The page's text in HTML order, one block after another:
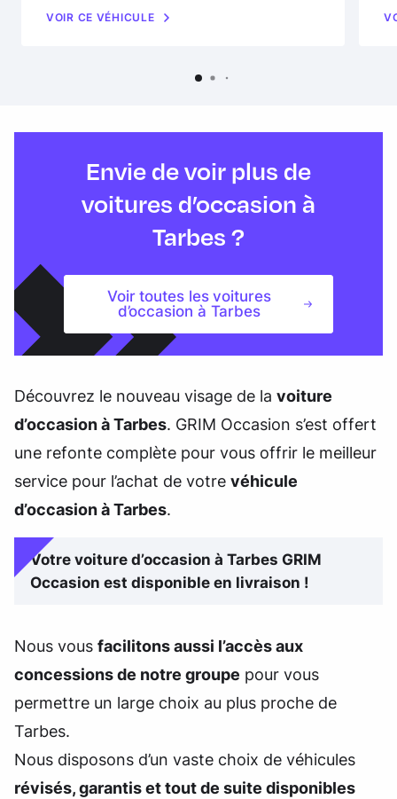
VOIR CE VÉHICULE
Envie de voir plus de
voitures d’occasion à
Tarbes ?
Voir toutes les voitures
d’occasion à Tarbes
Découvrez le nouveau visage de la voiture
d’occasion à Tarbes. GRIM Occasion s’est offert
une refonte complète pour vous offrir le meilleur
service pour l’achat de votre véhicule
d’occasion à Tarbes.
Votre voiture d’occasion à Tarbes GRIM
Occasion est disponible en livraison !
Nous vous facilitons aussi l’accès aux
concessions de notre groupe pour vous
permettre un large choix au plus proche de
Tarbes.
Nous disposons d’un vaste choix de véhicules
révisés, garantis et tout de suite disponibles